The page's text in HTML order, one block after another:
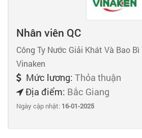
Nhân viên QC
Công Ty Nước Giải Khát Và Bao
Vinaken
Mức lương: Thỏa thuận
Địa điểm: Bắc Giang
Ngày cập nhật: 16-01-2025